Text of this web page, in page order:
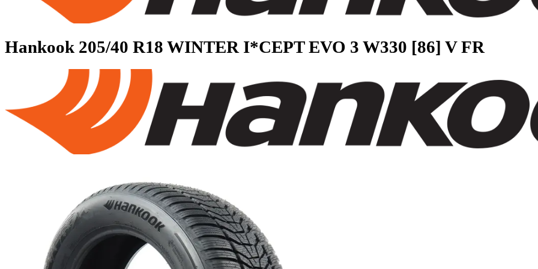
Hankook 205/40 R18 WINTER I*CEPT EVO 3 W330 [86] V FR